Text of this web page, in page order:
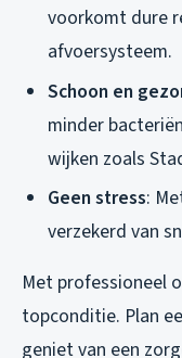
voorkomt dure
afvoersysteem.
Schoon en
minder
wijken zoals
Geen stress:
verzekerd van
Met professioneel
topconditie. Plan
geniet van een